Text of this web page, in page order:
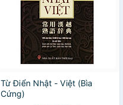
Từ Điển Nhật - Việt (Bìa
Cứng)